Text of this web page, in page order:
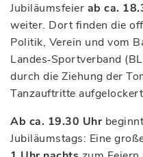
Jubiläumsfeier ab ca.
weiter. Dort finden die
Politik, Verein und vom
Landes‑Sportverband
durch die Ziehung der
Tanzauftritte
Ab ca. 19.30 Uhr
Jubiläumstags: Eine